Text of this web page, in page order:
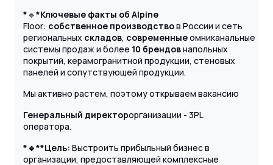
*🔹*Ключевые факты об Alpine
Floor: собственное производствов России и сеть
региональных складов, современныеомниканальные
системы продаж и более 10 брендовнапольных
покрытий, керамогранитной продукции, стеновых
панелей и сопутствующей продукции.
Мы активно растем, поэтому открываем вакансию
Генеральный директорорганизации - 3PL
оператора.
*🔹**Цель: Выстроить прибыльный бизнес в
организации, предоставляющей комплексные